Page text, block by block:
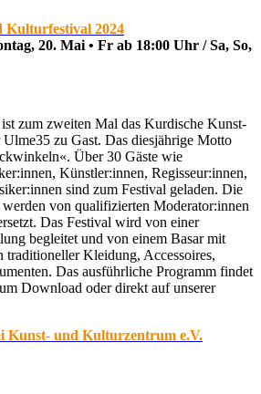
Kulturfestival 2024
20. Mai • Fr ab 18:00 Uhr / Sa, So,
zum zweiten Mal das Kurdische Kunst-
zu Gast. Das diesjährige Motto
Über 30 Gäste wie
Künstler:innen, Regisseur:innen,
sind zum Festival geladen. Die
von qualifizierten Moderator:innen
Das Festival wird von einer
begleitet und von einem Basar mit
traditioneller Kleidung, Accessoires,
Das ausführliche Programm findet
Download oder direkt auf unserer
Kunst- und Kulturzentrum e.V.